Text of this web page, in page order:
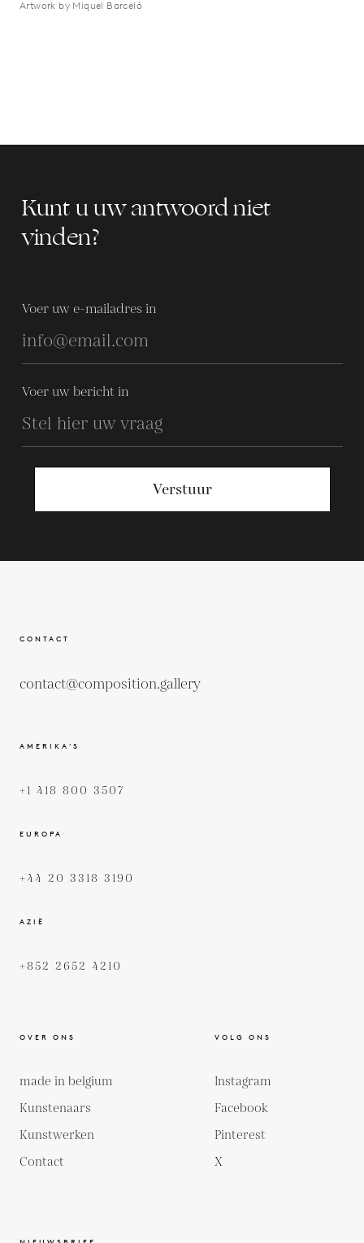
Artwork by Miquel Barceló
Kunt u uw antwoord niet
vinden?
Voer uw e-mailadres in
Voer uw bericht in
Verstuur
CONTACT
contact@composition.gallery
AMERIKA’S
+1 418 800 3507
EUROPA
+44 20 3318 3190
AZIË
+852 2652 4210
OVER ONS
made in belgium
Kunstenaars
Kunstwerken
Contact
VOLG ONS
Instagram
Facebook
Pinterest
X